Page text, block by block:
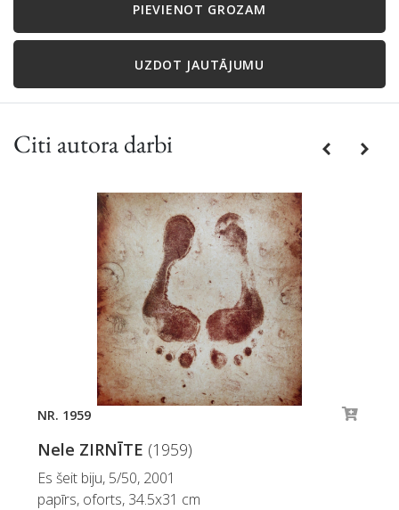
PIEVIENOT GROZAM
UZDOT JAUTĀJUMU
Citi autora darbi PreviousNext
NR. 1959
Nele ZIRNĪTE (1959)
Es šeit biju, 5/50, 2001
papīrs, oforts, 34.5x31 cm